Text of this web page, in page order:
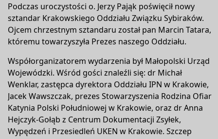
Podczas uroczystości o. Jerzy Pająk poświęcił nowy
sztandar Krakowskiego Oddziału Związku Sybiraków.
Ojcem chrzestnym sztandaru został pan Marcin Tatara,
któremu towarzyszyła Prezes naszego Oddziału.
Współorganizatorem wydarzenia był Małopolski Urząd
Wojewódzki. Wśród gości znaleźli się: dr Michał
Wenklar, zastępca dyrektora Oddziału IPN w Krakowie,
Jacek Wawszczak, prezes Stowarzyszenia Rodzina Ofiar
Katynia Polski Południowej w Krakowie, oraz dr Anna
Hejczyk-Gołąb z Centrum Dokumentacji Zsyłek,
Wypędzeń i Przesiedleń UKEN w Krakowie. Szczep